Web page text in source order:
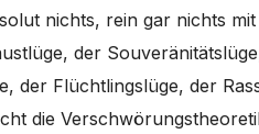
nichts, rein gar nichts
der
der Flüchtlingslüge, der
die